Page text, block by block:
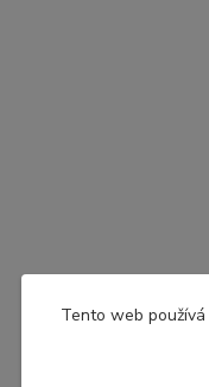
Tento web